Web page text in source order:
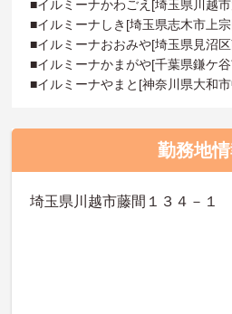
■イルミーナかわごえ[埼玉県川越
■イルミーナしき[埼玉県志木市上
■イルミーナおおみや[埼玉県見沼
■イルミーナかまがや[千葉県鎌ケ
■イルミーナやまと[神奈川県大和
勤務地
埼玉県川越市藤間１３４－１